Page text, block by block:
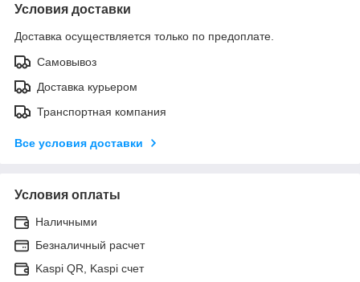
Условия доставки
Доставка осуществляется только по предоплате.
Самовывоз
Доставка курьером
Транспортная компания
Все условия доставки
Условия оплаты
Наличными
Безналичный расчет
Kaspi QR, Kaspi счет